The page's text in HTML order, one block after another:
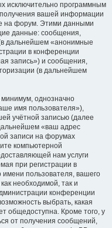
исключительно программным
вашей информации
на форум. Этими данными
данные: сообщения,
дальнейшем «анонимные
в конференции
запись») и сообщения,
(в дальнейшем
минимум, однозначно
имя пользователя»),
учётной записью (далее
«ваш адрес
записи на форумах
компьютерной
нам услуги
при регистрации в
пользователя, вашего
необходимой, так и
конференции
выбрать, какая
общедоступна. Кроме того, у
от получения сообщений,